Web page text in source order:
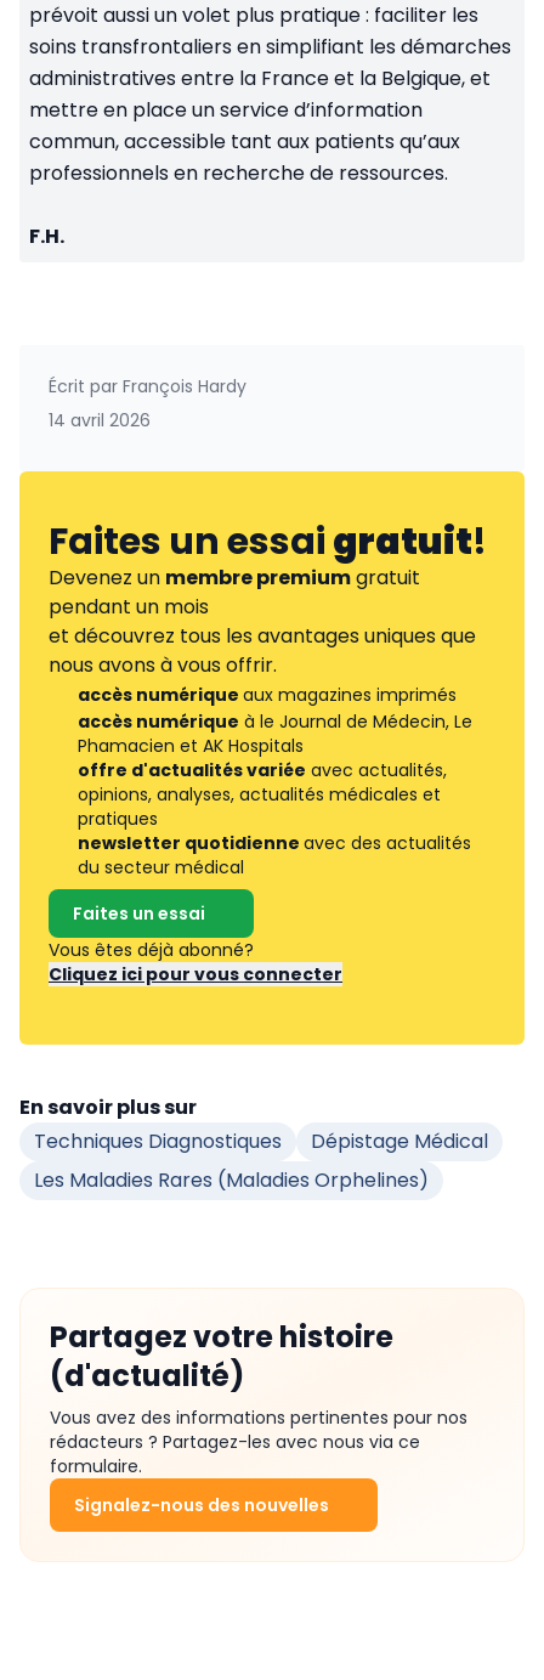
prévoit aussi un volet plus pratique : faciliter les
soins transfrontaliers en simplifiant les démarches
administratives entre la France et la Belgique, et
mettre en place un service d’information
commun, accessible tant aux patients qu’aux
professionnels en recherche de ressources.
F.H.
Écrit par François Hardy
14 avril 2026
Faites un essaigratuit!
Devenez un membre premiumgratuit
pendant un mois
et découvrez tous les avantages uniques que
nous avons à vous offrir.
accès numérique aux magazines imprimés
accès numérique à le Journal de Médecin, Le
Phamacien et AK Hospitals
offre d'actualités variée avec actualités,
opinions, analyses, actualités médicales et
pratiques
newsletter quotidienne avec des actualités
du secteur médical
Faites un essai
Vous êtes déjà abonné?
Cliquez ici pour vous connecter
En savoir plus sur
Techniques Diagnostiques
Dépistage Médical
Les Maladies Rares (maladies Orphelines)
Partagez votre histoire
(d'actualité)
Vous avez des informations pertinentes pour nos
rédacteurs ? Partagez-les avec nous via ce
formulaire.
Signalez-nous des nouvelles